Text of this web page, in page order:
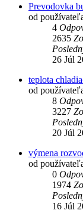
Prevodovka
od
4
2635
26 Júl
teplota
od
8
3227
20 Júl
výmena
od
0
1974
16 Júl